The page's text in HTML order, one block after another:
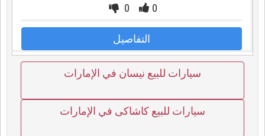
0
0
التفاصيل
سيارات للبيع نيسان في الإمارات
سيارات للبيع كاشاكى في الإمارات